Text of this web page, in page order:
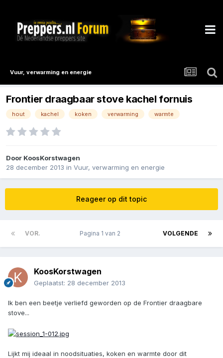
Vuur, verwarming en energie
Frontier draagbaar stove kachel fornuis
hout kachel koken verwarming warmte
Door KoosKorstwagen
28 december 2013 in Vuur, verwarming en energie
Reageer op dit topic
VOR. VOLGENDE
Pagina 1 van 2
KoosKorstwagen
Geplaatst: 28 december 2013
Ik ben een beetje verliefd geworden op de Frontier draagbare
stove...
Lijkt mij ideaal in noodsituaties, koken en warmte door dit